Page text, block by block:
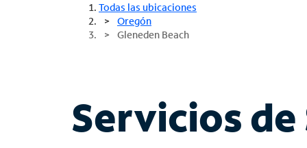
Todas las ubicaciones
Oregón
Gleneden Beach
Servicios